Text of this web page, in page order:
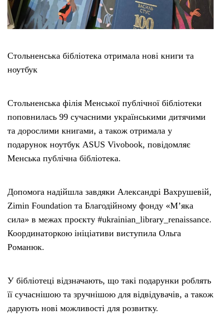
Стольненська бібліотека отримала нові книги та
ноутбук
Стольненська філія Менської публічної бібліотеки
поповнилась 99 сучасними українськими дитячими
та дорослими книгами, а також отримала у
подарунок ноутбук ASUS Vivobook, повідомляє
Менська публічна бібліотека.
Допомога надійшла завдяки Александрі Вахрушевій,
Zimin Foundation та Благодійному фонду «Мʼяка
сила» в межах проєкту #ukrainian_library_renaissance.
Координаторкою ініціативи виступила Ольга
Романюк.
У бібліотеці відзначають, що такі подарунки роблять
її сучаснішою та зручнішою для відвідувачів, а також
дарують нові можливості для розвитку.